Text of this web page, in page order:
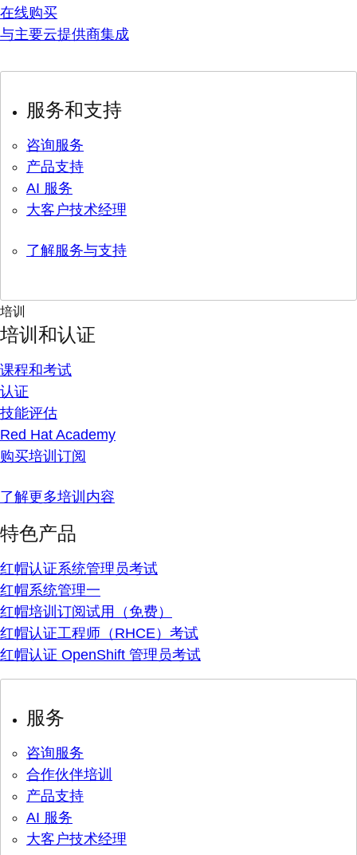
在线购买
与主要云提供商集成
服务和支持
咨询服务
产品支持
AI 服务
大客户技术经理
了解服务与支持
培训
培训和认证
课程和考试
认证
技能评估
Red Hat Academy
购买培训订阅
了解更多培训内容
特色产品
红帽认证系统管理员考试
红帽系统管理一
红帽培训订阅试用（免费）
红帽认证工程师（RHCE）考试
红帽认证 OpenShift 管理员考试
服务
咨询服务
合作伙伴培训
产品支持
AI 服务
大客户技术经理